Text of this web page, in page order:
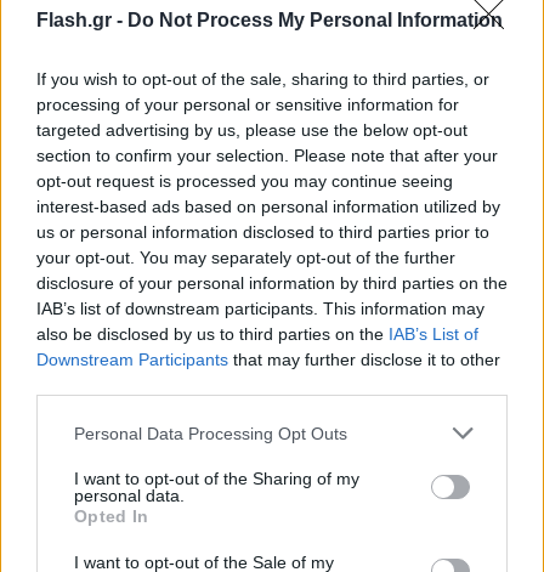
Flash.gr - Do Not Process My Personal Information
If you wish to opt-out of the sale, sharing to third parties, or
processing of your personal or sensitive information for
targeted advertising by us, please use the below opt-out
section to confirm your selection. Please note that after your
opt-out request is processed you may continue seeing
interest-based ads based on personal information utilized by
us or personal information disclosed to third parties prior to
your opt-out. You may separately opt-out of the further
disclosure of your personal information by third parties on the
IAB’s list of downstream participants. This information may
also be disclosed by us to third parties on the IAB’s List of
Downstream Participants that may further disclose it to other
Please note that this website/app uses one or more Google
not limited to your visit or usage behaviour. You may click to
grant or deny consent to Google and its third-party tags to
use your data for below specified purposes in below Google
consent section.
Personal Data Processing Opt Outs
I want to opt-out of the Sharing of my
personal data.
Opted In
I want to opt-out of the Sale of my
FLASH FOCUS